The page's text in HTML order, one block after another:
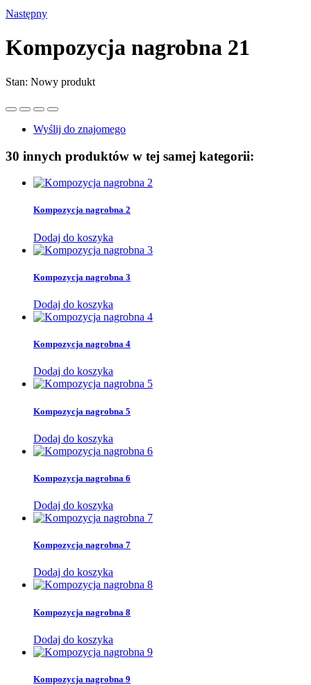
Następny
Kompozycja nagrobna 21
Stan: Nowy produkt
Wyślij do znajomego
30 innych produktów w tej samej kategorii:
Kompozycja nagrobna 2
Dodaj do koszyka
Kompozycja nagrobna 3
Dodaj do koszyka
Kompozycja nagrobna 4
Dodaj do koszyka
Kompozycja nagrobna 5
Dodaj do koszyka
Kompozycja nagrobna 6
Dodaj do koszyka
Kompozycja nagrobna 7
Dodaj do koszyka
Kompozycja nagrobna 8
Dodaj do koszyka
Kompozycja nagrobna 9